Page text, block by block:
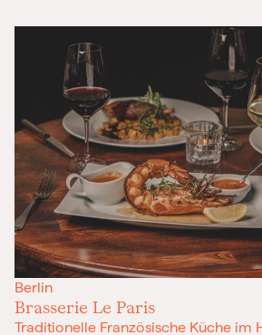
Berlin
Brasserie Le Paris
Traditionelle Französische Küche im